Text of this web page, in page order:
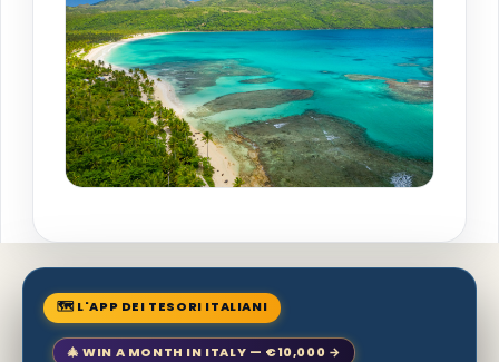
🗺 L'APP DEI TESORI ITALIANI
🎄 WIN A MONTH IN ITALY — €10,000 →